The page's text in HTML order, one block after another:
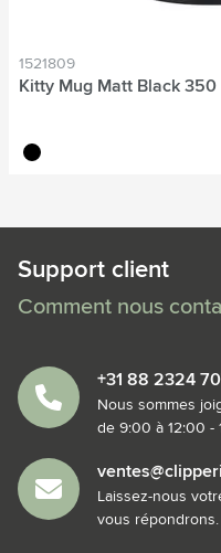
1521809
Kitty Mug Matt Black 350
noir
Support client
Comment nous
+31 88 2324
Nous sommes
de 9:00 à 12:00 -
Laissez-nous
vous répondrons.